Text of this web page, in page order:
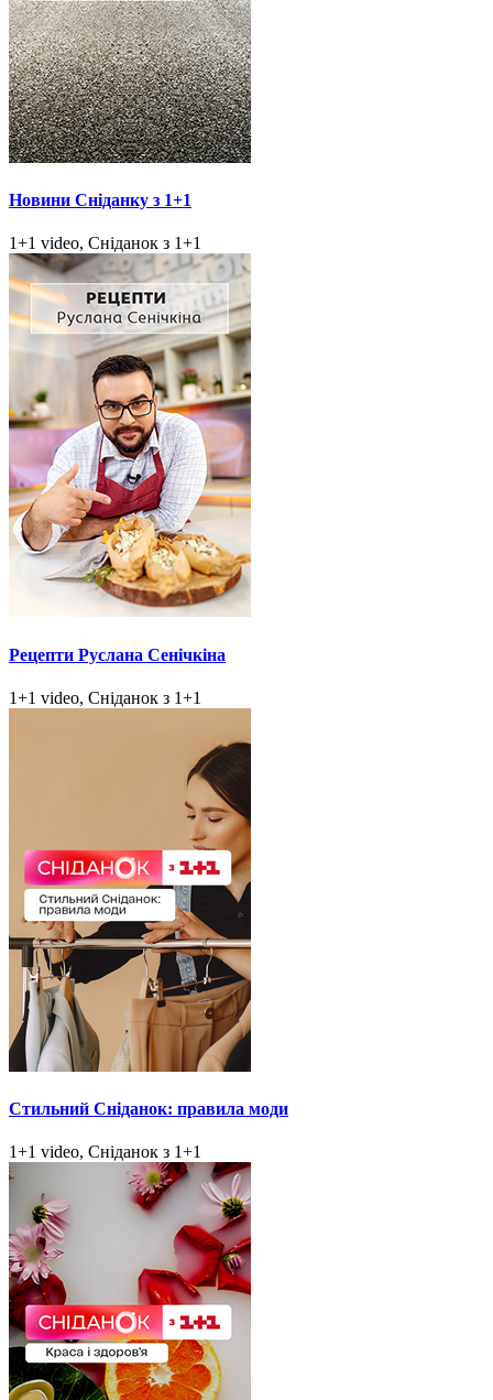
Новини Сніданку з 1+1
1+1 video, Сніданок з 1+1
Рецепти Руслана Сенічкіна
1+1 video, Сніданок з 1+1
Стильний Сніданок: правила моди
1+1 video, Сніданок з 1+1